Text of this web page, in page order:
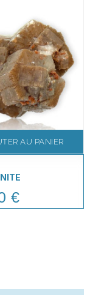
AU PANIER
€